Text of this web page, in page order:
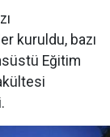
kuruldu, bazı
Eğitim